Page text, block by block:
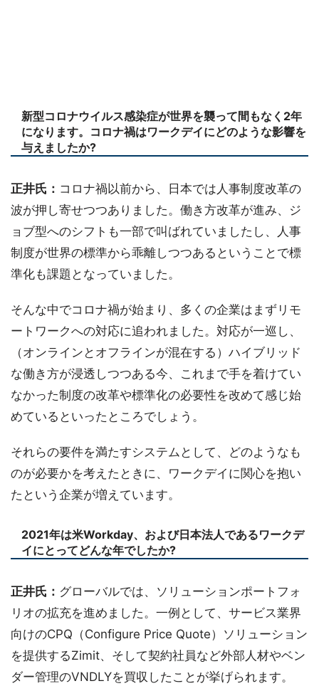
新型コロナウイルス感染症が世界を襲って間もなく2年
になります。コロナ禍はワークデイにどのような影響を
与えましたか?
正井氏： コロナ禍以前から、日本では人事制度改革の
波が押し寄せつつありました。働き方改革が進み、ジ
ョブ型へのシフトも一部で叫ばれていましたし、人事
制度が世界の標準から乖離しつつあるということで標
準化も課題となっていました。
そんな中でコロナ禍が始まり、多くの企業はまずリモ
ートワークへの対応に追われました。対応が一巡し、
（オンラインとオフラインが混在する）ハイブリッド
な働き方が浸透しつつある今、これまで手を着けてい
なかった制度の改革や標準化の必要性を改めて感じ始
めているといったところでしょう。
それらの要件を満たすシステムとして、どのようなも
のが必要かを考えたときに、ワークデイに関心を抱い
たという企業が増えています。
2021年は米Workday、および日本法人であるワークデ
イにとってどんな年でしたか?
正井氏： グローバルでは、ソリューションポートフォ
リオの拡充を進めました。一例として、サービス業界
向けのCPQ（Configure Price Quote）ソリューション
を提供するZimit、そして契約社員など外部人材やベン
ダー管理のVNDLYを買収したことが挙げられます。